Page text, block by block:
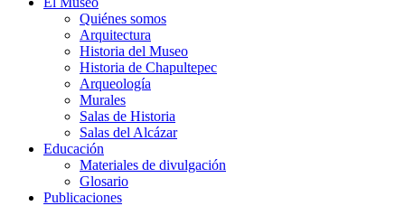
Quiénes somos
Arquitectura
Historia del Museo
Historia de Chapultepec
Arqueología
Murales
Salas de Historia
Salas del Alcázar
Educación
Materiales de divulgación
Glosario
Publicaciones